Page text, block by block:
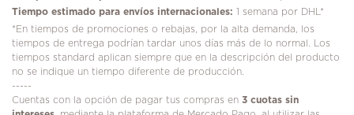
Tiempo estimado para envíos internacionales: 1 semana por DHL*
*En tiempos de promociones o rebajas, por la alta demanda, los
tiempos de entrega podrían tardar unos días más de lo normal. Los
tiempos standard aplican siempre que en la descripción del producto
no se indique un tiempo diferente de producción.
-----
Cuentas con la opción de pagar tus compras en 3 cuotas sin